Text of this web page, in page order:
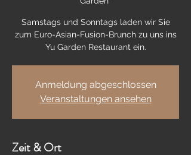
Samstags und Sonntags laden wir Sie
zum Euro-Asian-Fusion-Brunch zu uns ins
Yu Garden Restaurant ein.
Anmeldung abgeschlossen
Veranstaltungen ansehen
Zeit & Ort